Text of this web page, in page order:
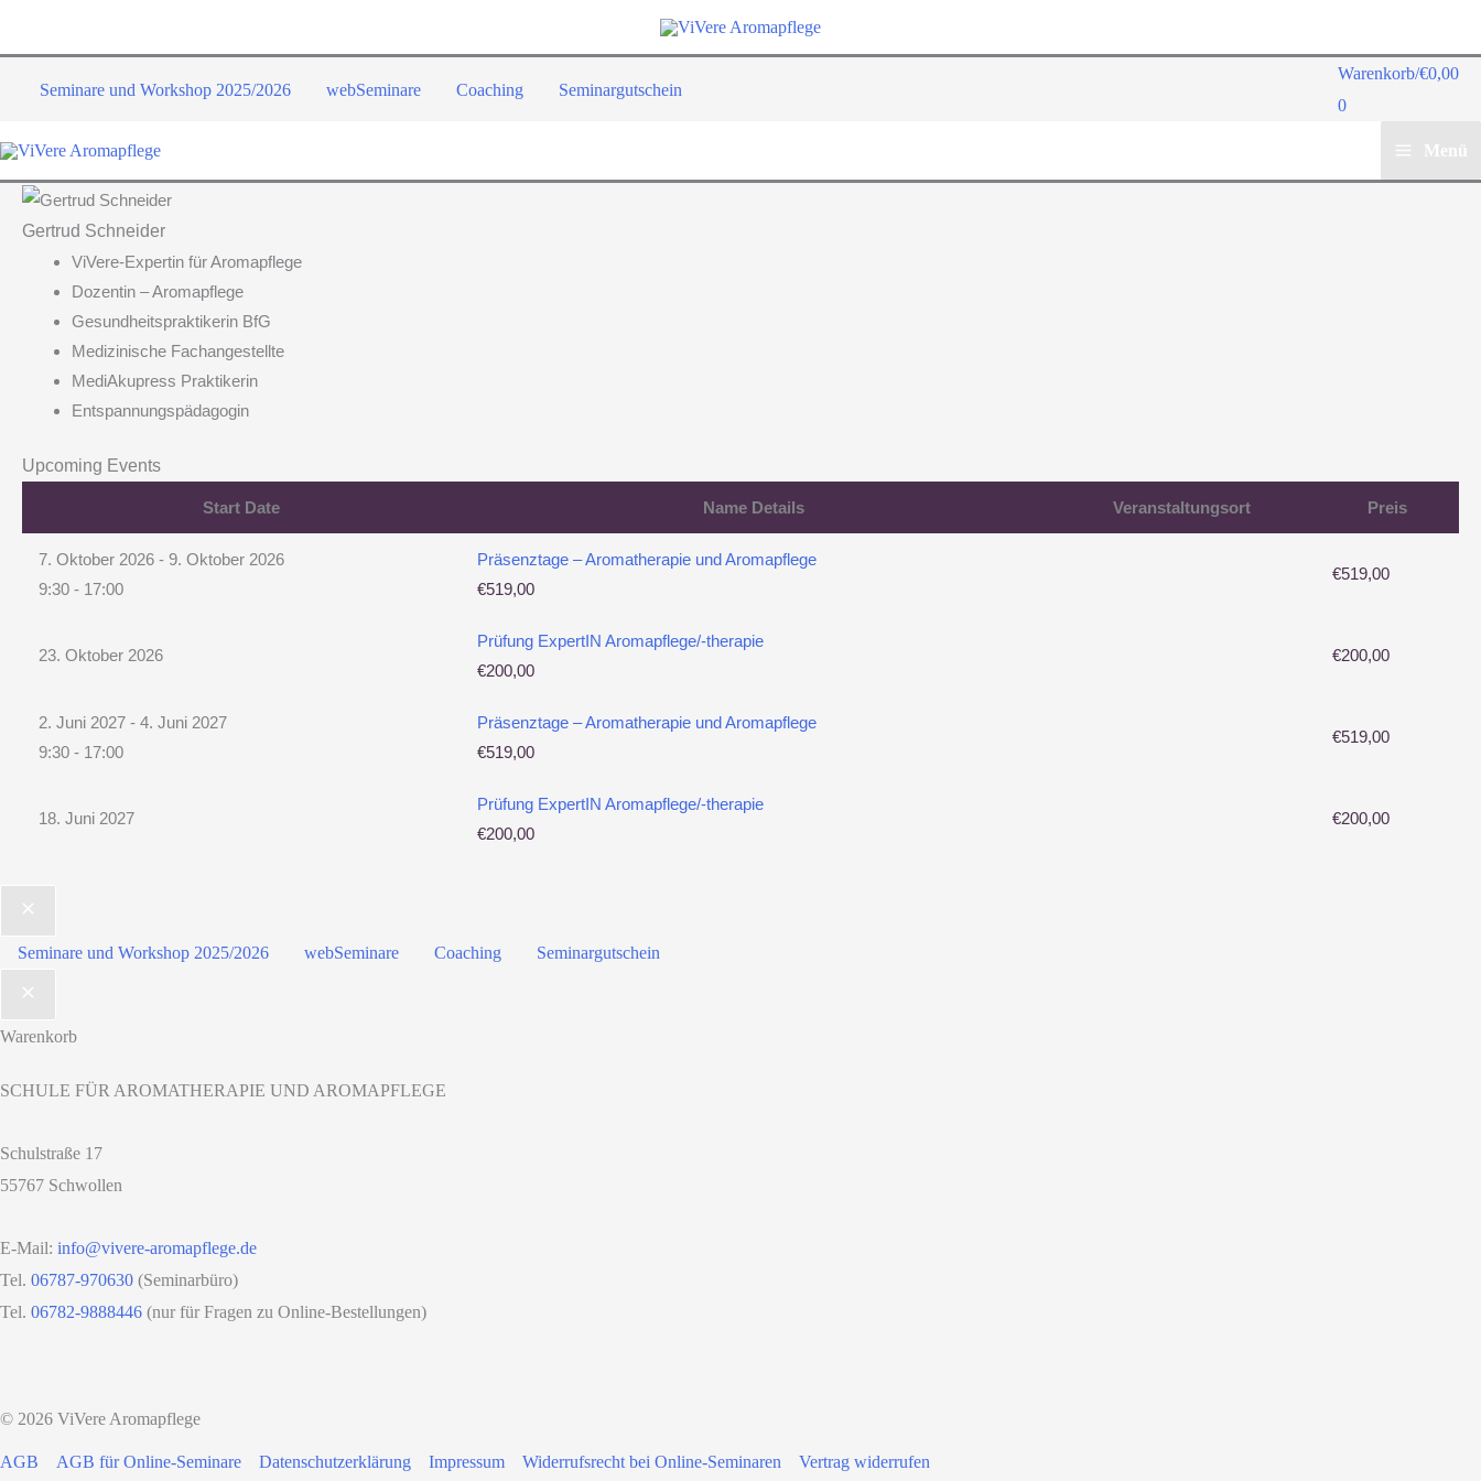
Seminare und Workshop 2025/2026 webSeminare Coaching Seminargutschein
Warenkorb/€0,00
0
Menü
Gertrud Schneider
ViVere-Expertin für Aromapflege
Dozentin – Aromapflege
Gesundheitspraktikerin BfG
Medizinische Fachangestellte
MediAkupress Praktikerin
Entspannungspädagogin
Upcoming Events
Start Date Name Details Veranstaltungsort Preis
7. Oktober 2026 - 9. Oktober 2026
9:30 - 17:00
Präsenztage – Aromatherapie und Aromapflege
€519,00
€519,00
23. Oktober 2026
Prüfung ExpertIN Aromapflege/-therapie
€200,00
€200,00
2. Juni 2027 - 4. Juni 2027
9:30 - 17:00
Präsenztage – Aromatherapie und Aromapflege
€519,00
€519,00
18. Juni 2027
Prüfung ExpertIN Aromapflege/-therapie
€200,00
€200,00
Seminare und Workshop 2025/2026 webSeminare Coaching Seminargutschein
Warenkorb
SCHULE FÜR AROMATHERAPIE UND AROMAPFLEGE
Schulstraße 17
55767 Schwollen
E-Mail: info@vivere-aromapflege.de
Tel. 06787-970630 (Seminarbüro)
Tel. 06782-9888446 (nur für Fragen zu Online-Bestellungen)
© 2026 ViVere Aromapflege
AGB AGB für Online-Seminare Datenschutzerklärung Impressum Widerrufsrecht bei Online-Seminaren Vertrag widerrufen